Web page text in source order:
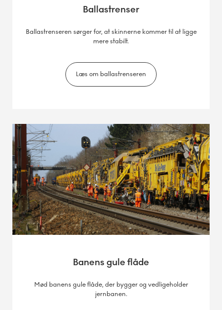
Ballastrenser
Ballastrenseren sørger for, at skinnerne kommer til at ligge
mere stabilt.
Læs om ballastrenseren
Banens gule flåde
Mød banens gule flåde, der bygger og vedligeholder
jernbanen.